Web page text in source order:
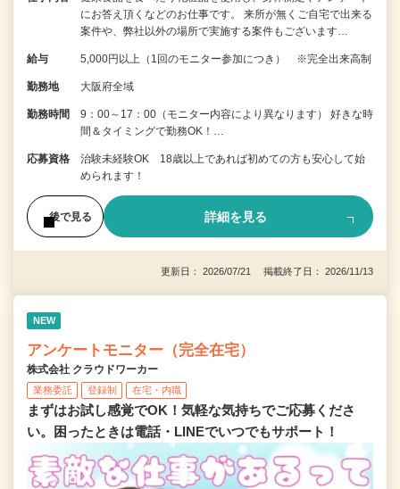
にお答え頂くなどのお仕事です。 来所が無くご自宅で出来る
案件や、弊社以外の場所で実施する案件もございます…
給与 5,000円以上（1回のモニター参加につき） ※完全出来高制
勤務地 大阪府全域
勤務時間
9：00～17：00（モニター内容により異なります） 好きな時
間＆タイミングで勤務OK！…
応募資格
治験未経験OK 18歳以上であれば初めての方も安心して始
められます！
後で見る 詳細を見る
更新日： 2026/07/21 掲載終了日： 2026/11/13
NEW
アンケートモニター（完全在宅）
株式会社 クラウドワーカー
業務委託 登録制 在宅・内職
まずはお試し感覚でOK！気軽な気持ちでご応募くださ
い。困ったときは電話・LINEでいつでもサポート！